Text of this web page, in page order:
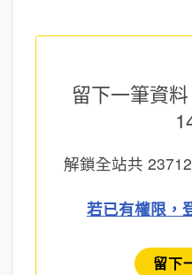
留下一筆資
解鎖全站共
若已有權限，
留下